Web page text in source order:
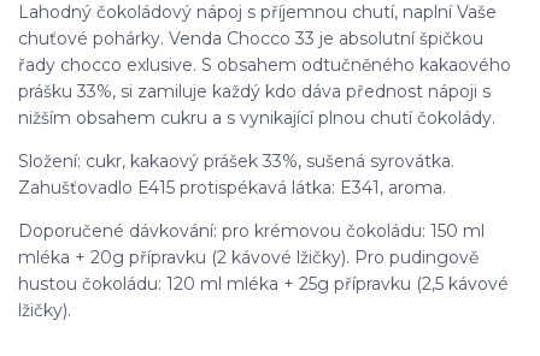
Lahodný čokoládový nápoj s příjemnou chutí, naplní Vaše
chuťové pohárky. Venda Chocco 33 je absolutní špičkou
řady chocco exlusive. S obsahem odtučněného kakaového
prášku 33%, si zamiluje každý kdo dáva přednost nápoji s
nižším obsahem cukru a s vynikající plnou chutí čokolády.
Složení: cukr, kakaový prášek 33%, sušená syrovátka.
Zahušťovadlo E415 protispékavá látka: E341, aroma.
Doporučené dávkování: pro krémovou čokoládu: 150 ml
mléka + 20g přípravku (2 kávové lžičky). Pro pudingově
hustou čokoládu: 120 ml mléka + 25g přípravku (2,5 kávové
lžičky).